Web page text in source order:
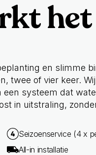
het
en slimme
twee of vier keer.
systeem dat
in uitstraling,
Seizoenservice (4 x
All-in installatie